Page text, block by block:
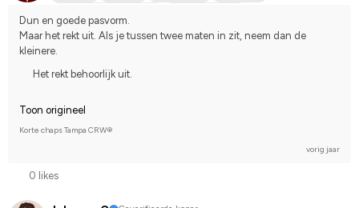
Compete on hobby-level
Dun en goede pasvorm.
Maar het rekt uit. Als je tussen twee maten in zit, neem dan de
kleinere.
Het rekt behoorlijk uit.
Toon origineel
Korte chaps Tampa CRW®
vorig jaar
0 likes